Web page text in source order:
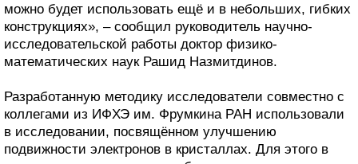
можно будет использовать ещё и в небольших, гибких
конструкциях», – сообщил руководитель научно-
исследовательской работы доктор физико-
математических наук Рашид Назмитдинов.
Разработанную методику исследователи совместно с
коллегами из ИФХЭ им. Фрумкина РАН использовали
в исследовании, посвящённом улучшению
подвижности электронов в кристаллах. Для этого в